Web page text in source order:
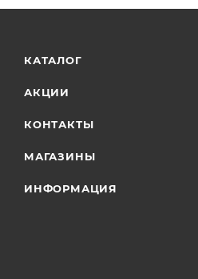
КАТАЛОГ
АКЦИИ
КОНТАКТЫ
МАГАЗИНЫ
ИНФОРМАЦИЯ